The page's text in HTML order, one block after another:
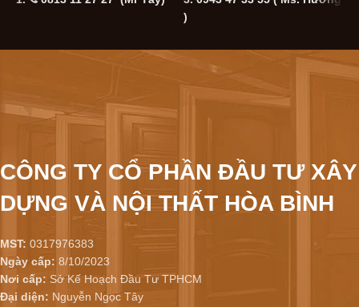
)
CÔNG TY CỔ PHẦN ĐẦU TƯ XÂY
DỰNG VÀ NỘI THẤT HÒA BÌNH
MST: 0317976383
Ngày cấp: 8/10/2023
Nơi cấp: Sở Kế Hoạch Đầu Tư TPHCM
Đại diện: Nguyễn Ngọc Tây